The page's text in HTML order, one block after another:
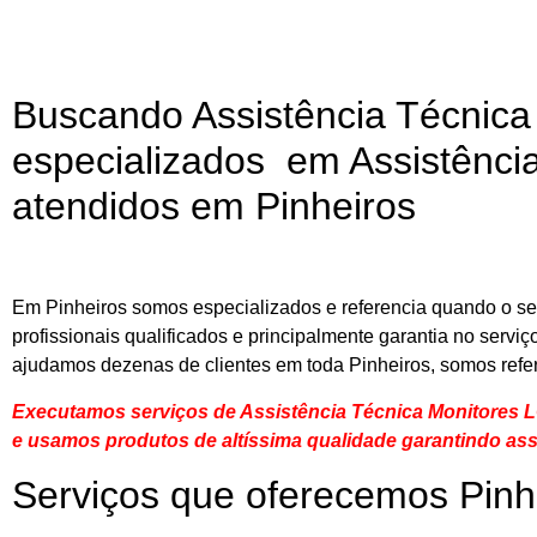
Buscando Assistência
especializados em
atendidos em Pinheiros
Em Pinheiros somos especializados e referencia quando o
profissionais qualificados e principalmente garantia no
ajudamos dezenas de clientes em toda Pinheiros, somos
Executamos serviços de Assistência Técnica Monitores
e usamos produtos de altíssima qualidade garantindo
Serviços que oferecemos